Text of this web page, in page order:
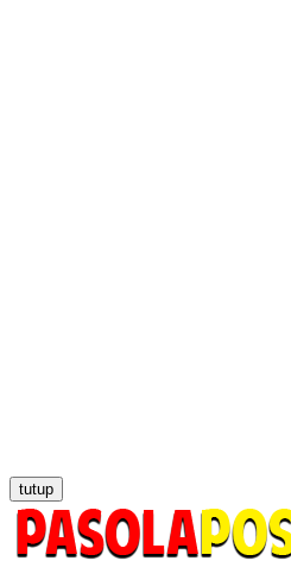
tutup